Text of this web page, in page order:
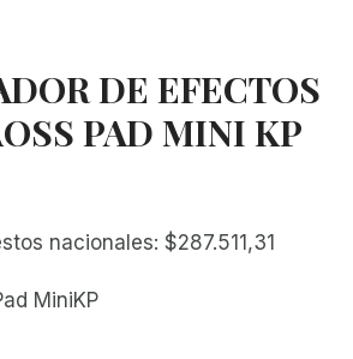
DE EFECTOS
PAD MINI KP
nacionales: $287.511,31
MiniKP